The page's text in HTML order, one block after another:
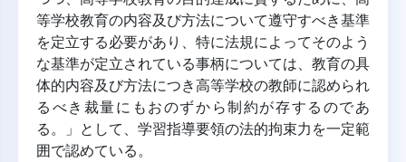
等学校教育の内容及び方法について遵守すべき基準
を定立する必要があり、特に法規によってそのよう
な基準が定立されている事柄については、教育の具
体的内容及び方法につき高等学校の教師に認められ
るべき裁量にもおのずから制約が存するのであ
る。」として、学習指導要領の法的拘束力を一定範
囲で認めている。